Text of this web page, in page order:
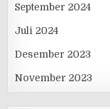
September 2024
Juli 2024
Desember 2023
November 2023